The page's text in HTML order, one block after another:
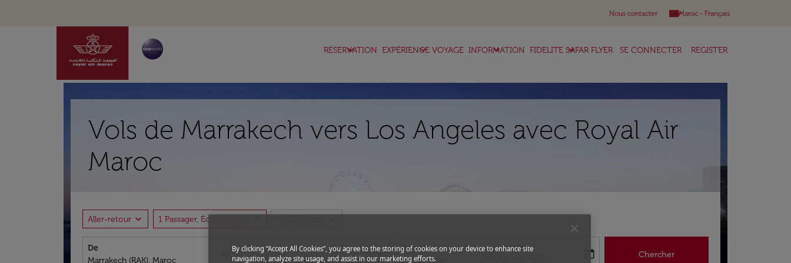
Nous contacter Maroc - Français
keyboard_arrow_down
RÉSERVATION
keyboard_arrow_down EXPÉRIENCE VOYAGE
keyboard_arrow_down INFORMATION
keyboard_arrow_down FIDELITE SAFAR FLYER
keyboard_arrow_down SE CONNECTER REGISTER
Vols de Marrakech vers Los Angeles avec Royal Air
Maroc
Aller-retour expand_more 1 Passager, Économique
De À
close
Départ
fc-booking-departure-date-aria-label
14/08/2026
today
Retour
fc-booking-return-date-aria-label
today Chercher
By clicking “Accept All Cookies”, you agree to the storing of cookies on your device to enhance site
navigation, analyze site usage, and assist in our marketing efforts.